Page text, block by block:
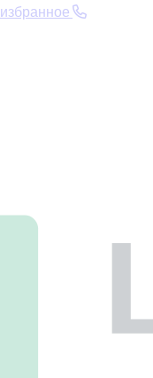
избранное